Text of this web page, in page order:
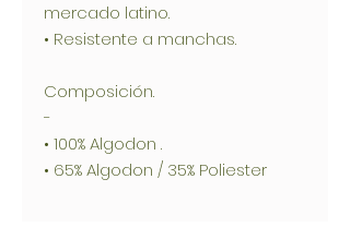
mercado latino.
• Resistente a manchas.
Composición.
-
• 100% Algodon .
• 65% Algodon / 35% Poliester